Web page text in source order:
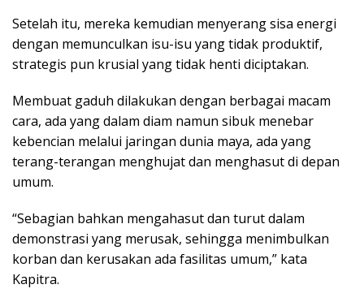
Setelah itu, mereka kemudian menyerang sisa energi
dengan memunculkan isu-isu yang tidak produktif,
strategis pun krusial yang tidak henti diciptakan.
Membuat gaduh dilakukan dengan berbagai macam
cara, ada yang dalam diam namun sibuk menebar
kebencian melalui jaringan dunia maya, ada yang
terang-terangan menghujat dan menghasut di depan
umum.
“Sebagian bahkan mengahasut dan turut dalam
demonstrasi yang merusak, sehingga menimbulkan
korban dan kerusakan ada fasilitas umum,” kata
Kapitra.